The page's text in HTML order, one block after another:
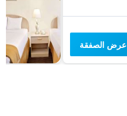
عرض الصفقة